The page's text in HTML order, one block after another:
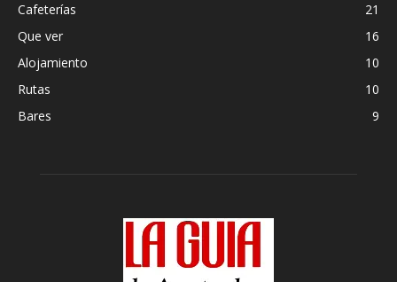
Cafeterías
21
Que ver
16
Alojamiento
10
Rutas
10
Bares
9